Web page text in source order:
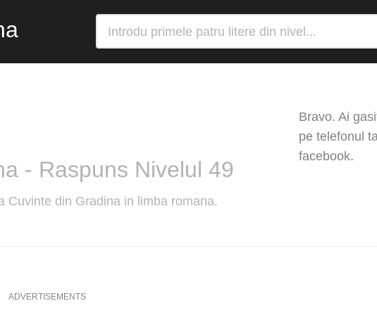
- Raspuns Nivelul 49
Cuvinte din Gradina in limba romana.
Bravo. Ai
pe telefonul
facebook.
ADVERTISEMENTS